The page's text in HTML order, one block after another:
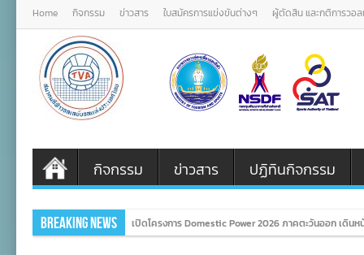
Home กิจกรรม ข่าวสาร ใบสมัครการแข่งขันต่างๆ ผู้ตัดสิน และกติการวอ
กิจกรรม ข่าวสาร ปฏิทินกิจกรรม
Breaking News เปิดโครงการ Domestic Power 2026 ภาคตะวันออก เดิน